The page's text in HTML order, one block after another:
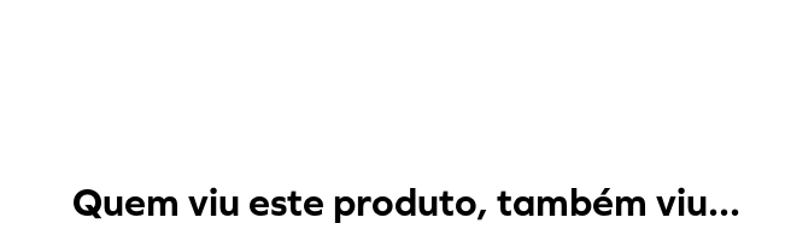
Quem viu este produto, também viu...